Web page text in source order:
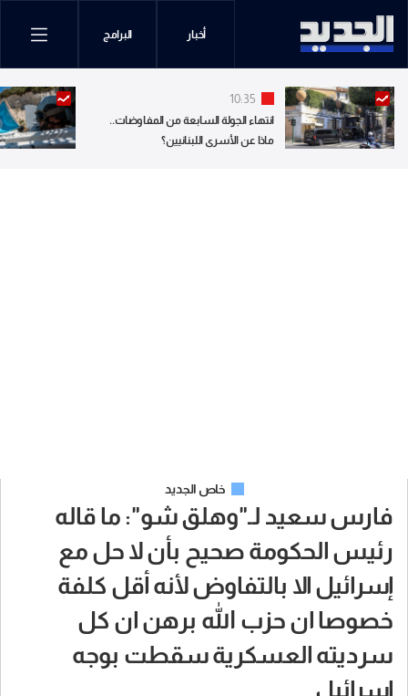
أخبار البرامج
10:35
انتهاء الجولة السابعة من المفاوضات..
ماذا عن الأسرى اللبنانيين؟
خاص الجديد
فارس سعيد لـ"وهلق شو": ما قاله
رئيس الحكومة صحيح بأن لا حل مع
إسرائيل الا بالتفاوض لأنه أقل كلفة
خصوصا ان حزب الله برهن ان كل
سرديته العسكرية سقطت بوجه
إسرائيل